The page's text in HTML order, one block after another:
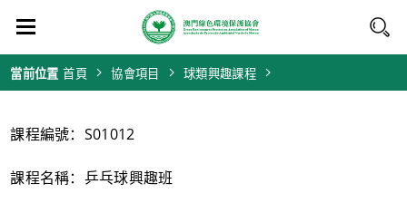
當前位置 首頁 協會項目 球類興趣課程
課程編號：S01012
課程名稱：乒乓球興趣班